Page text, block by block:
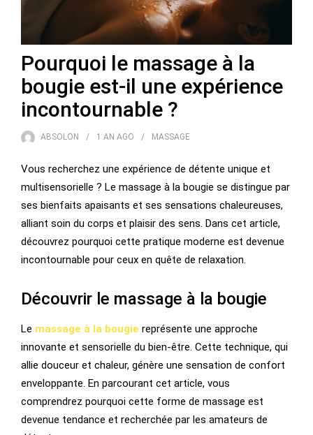
Pourquoi le massage à la
bougie est-il une expérience
incontournable ?
ABSOLON 1 AN AGO MASSAGE
Vous recherchez une expérience de détente unique et
multisensorielle ? Le massage à la bougie se distingue par
ses bienfaits apaisants et ses sensations chaleureuses,
alliant soin du corps et plaisir des sens. Dans cet article,
découvrez pourquoi cette pratique moderne est devenue
incontournable pour ceux en quête de relaxation.
Découvrir le massage à la bougie
Le massage à la bougie représente une approche
innovante et sensorielle du bien-être. Cette technique, qui
allie douceur et chaleur, génère une sensation de confort
enveloppante. En parcourant cet article, vous
comprendrez pourquoi cette forme de massage est
devenue tendance et recherchée par les amateurs de